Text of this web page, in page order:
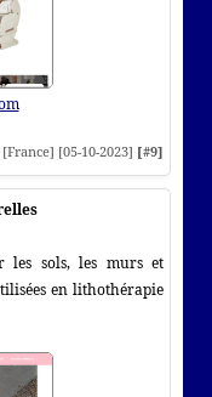
[France] [05-10-2023] [#9]
les sols, les murs et
en lithothérapie